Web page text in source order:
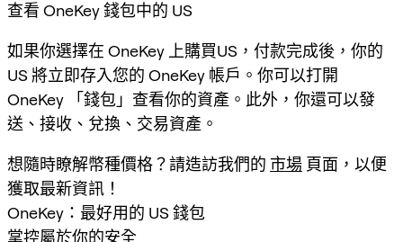
查看 OneKey 錢包中的 US
如果你選擇在 OneKey 上購買US，付款完成後，你的
US 將立即存入您的 OneKey 帳戶。你可以打開
OneKey 「錢包」查看你的資產。此外，你還可以發
送、接收、兌換、交易資產。
想隨時瞭解幣種價格？請造訪我們的 市場 頁面，以便
獲取最新資訊！
OneKey：最好用的 US 錢包
掌控屬於你的安全